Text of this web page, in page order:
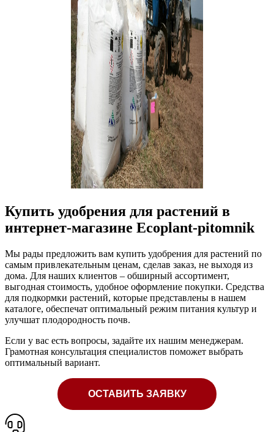
Купить удобрения для растений в
интернет-магазине Ecoplant-pitomnik
Мы рады предложить вам купить удобрения для растений по
самым привлекательным ценам, сделав заказ, не выходя из
дома. Для наших клиентов – обширный ассортимент,
выгодная стоимость, удобное оформление покупки. Средства
для подкормки растений, которые представлены в нашем
каталоге, обеспечат оптимальный режим питания культур и
улучшат плодородность почв.
Если у вас есть вопросы, задайте их нашим менеджерам.
Грамотная консультация специалистов поможет выбрать
оптимальный вариант.
ОСТАВИТЬ ЗАЯВКУ